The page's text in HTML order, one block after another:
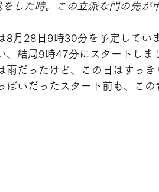
をした時。この立派な門の先が
8月28日9時30分を予定してい
、結局9時47分にスタートしま
雨だったけど、この日はすっ
ぱいだったスタート前も、こ